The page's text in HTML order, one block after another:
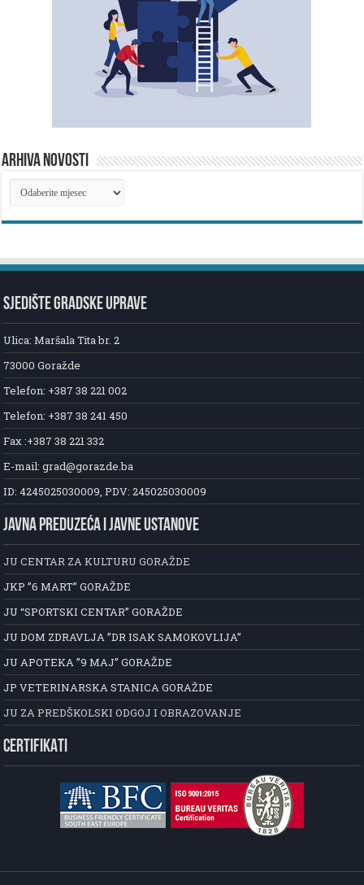
ARHIVA NOVOSTI
ARHIVA
NOVOSTI
SJEDIŠTE GRADSKE UPRAVE
Ulica: Maršala Tita br. 2
73000 Goražde
Telefon: +387 38 221 002
Telefon: +387 38 241 450
Fax :+387 38 221 332
E-mail: grad@gorazde.ba
ID: 4245025030009, PDV: 245025030009
JAVNA PREDUZEĆA I JAVNE USTANOVE
JU CENTAR ZA KULTURU GORAŽDE
JKP ”6 MART” GORAŽDE
JU “SPORTSKI CENTAR” GORAŽDE
JU DOM ZDRAVLJA ”DR ISAK SAMOKOVLIJA”
JU APOTEKA ”9 MAJ” GORAŽDE
JP VETERINARSKA STANICA GORAŽDE
JU ZA PREDŠKOLSKI ODGOJ I OBRAZOVANJE
CERTIFIKATI